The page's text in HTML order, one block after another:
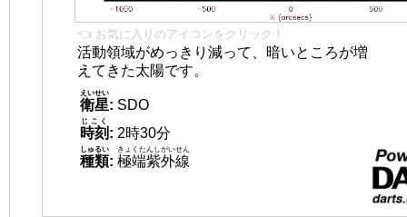
👈 お気に入りのアイコンをクリック！
活動領域がめっきり減って、暗いところが増
えてきた太陽です。
衛星
えいせい
: SDO
時刻
じこく
: 2時30分
種類
しゅるい
: 極端紫外線
きょくたんしがいせん